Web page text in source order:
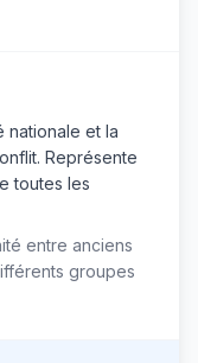
nationale et la
Représente
toutes les
entre anciens
groupes